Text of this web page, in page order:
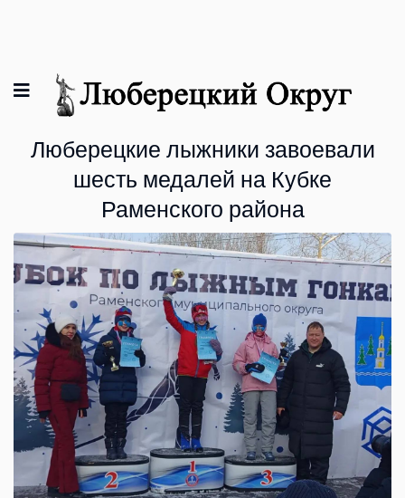
Люберецкие лыжники завоевали
шесть медалей на Кубке
Раменского района